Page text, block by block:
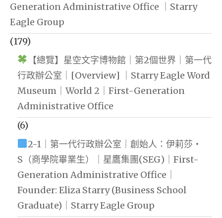
Generation Administrative Office ｜Starry
Eagle Group
(179)
【總覽】星空文字博物館｜第2個世界｜第一代
行政辦公室｜[Overview] ｜Starry Eagle Word
Museum｜World 2｜First-Generation
Administrative Office
(6)
2-1｜第一代行政辦公室｜創始人：伊莉莎・
S（商學院畢業生）｜星鷹集團(SEG)｜First-
Generation Administrative Office｜
Founder: Eliza Starry (Business School
Graduate)｜Starry Eagle Group